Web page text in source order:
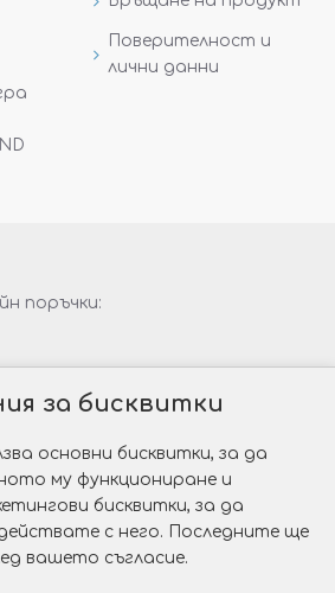
Поверителност и
лични данни
поръчки:
Victoria Gold&Silver?
пръстен?
за бисквитки
основни бисквитки, за да
му функциониране и
бисквитки, за да
с него. Последните ще
вашето съгласие.